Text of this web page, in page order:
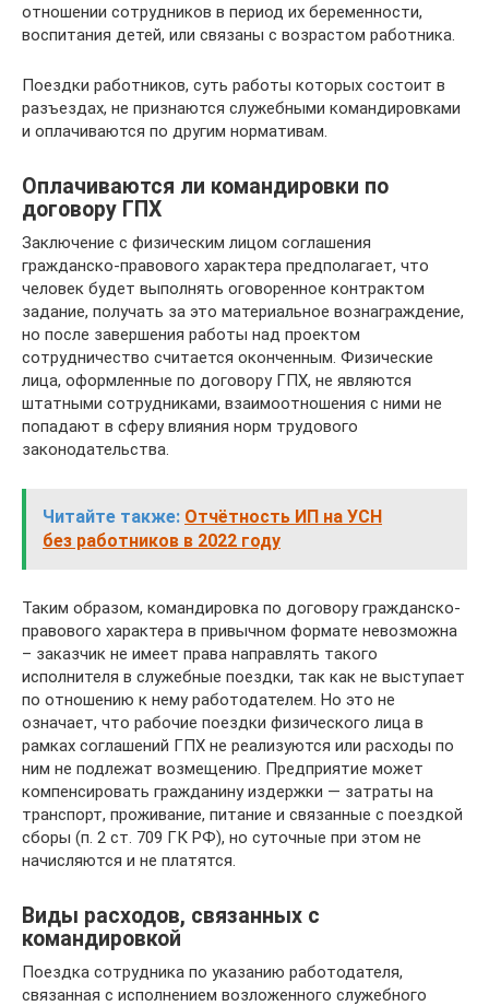
отношении сотрудников в период их беременности,
воспитания детей, или связаны с возрастом работника.
Поездки работников, суть работы которых состоит в
разъездах, не признаются служебными командировками
и оплачиваются по другим нормативам.
Оплачиваются ли командировки по
договору ГПХ
Заключение с физическим лицом соглашения
гражданско-правового характера предполагает, что
человек будет выполнять оговоренное контрактом
задание, получать за это материальное вознаграждение,
но после завершения работы над проектом
сотрудничество считается оконченным. Физические
лица, оформленные по договору ГПХ, не являются
штатными сотрудниками, взаимоотношения с ними не
попадают в сферу влияния норм трудового
законодательства.
Читайте также: Отчётность ИП на УСН
без работников в 2022 году
Таким образом, командировка по договору гражданско-
правового характера в привычном формате невозможна
– заказчик не имеет права направлять такого
исполнителя в служебные поездки, так как не выступает
по отношению к нему работодателем. Но это не
означает, что рабочие поездки физического лица в
рамках соглашений ГПХ не реализуются или расходы по
ним не подлежат возмещению. Предприятие может
компенсировать гражданину издержки — затраты на
транспорт, проживание, питание и связанные с поездкой
сборы (п. 2 ст. 709 ГК РФ), но суточные при этом не
начисляются и не платятся.
Виды расходов, связанных с
командировкой
Поездка сотрудника по указанию работодателя,
связанная с исполнением возложенного служебного